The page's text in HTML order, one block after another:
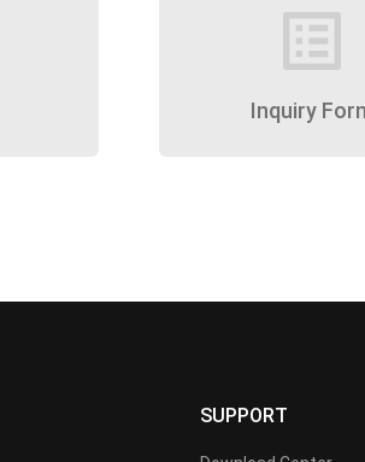
list_alt
Inquiry
SUPPORT